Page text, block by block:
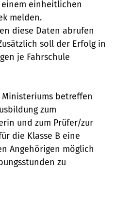
einheitlichen
melden.
diese Daten abrufen
soll der Erfolg in
je Fahrschule
betreffen
zum
und zum Prüfer/zur
die Klasse B eine
Angehörigen möglich
zu